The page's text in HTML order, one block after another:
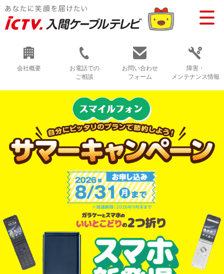
会社概要
お電話での
ご相談
お問い合わせ
フォーム
障害・
メンテナンス情報